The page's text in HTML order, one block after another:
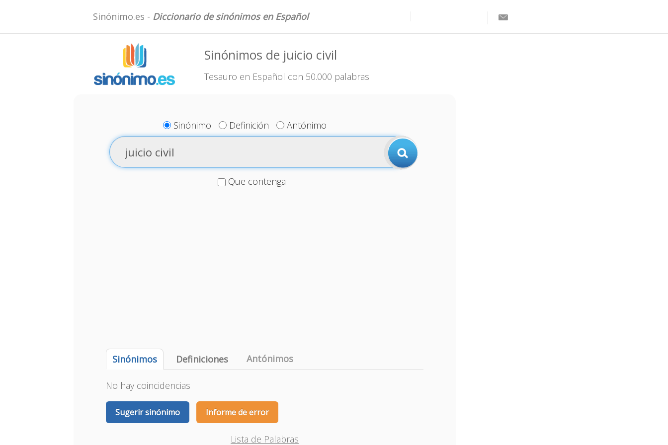
Sinónimo.es - Diccionario de sinónimos en Español
Sinónimos de juicio civil
Tesauro en Español con 50.000 palabras
Sinónimo Definición Antónimo
Que contenga
Sinónimos Definiciones Antónimos
No hay coincidencias
Sugerir sinónimo Informe de error
Lista de Palabras